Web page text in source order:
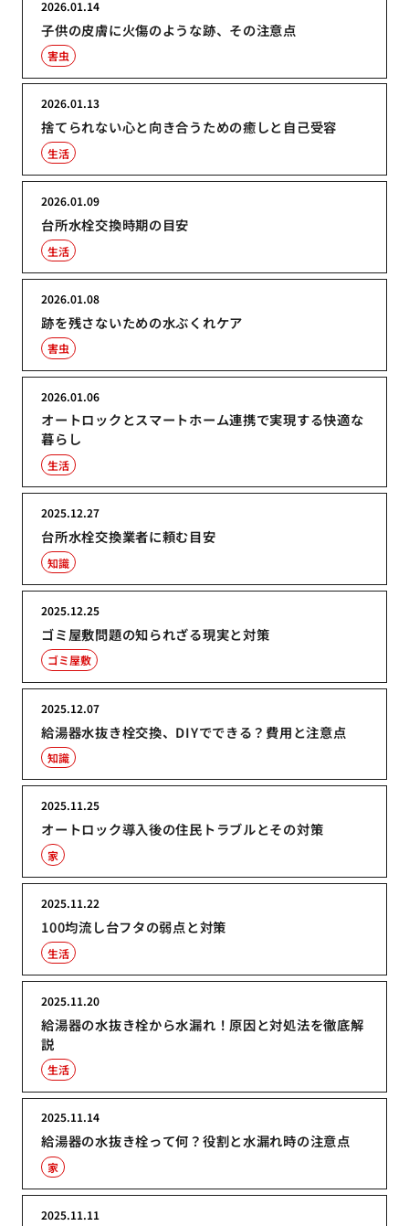
子供の皮膚に火傷のような跡、その注意点
2026.01.14
害虫
捨てられない心と向き合うための癒しと自己受容
2026.01.13
生活
台所水栓交換時期の目安
2026.01.09
生活
跡を残さないための水ぶくれケア
2026.01.08
害虫
オートロックとスマートホーム連携で実現する快適な
暮らし
2026.01.06
生活
台所水栓交換業者に頼む目安
2025.12.27
知識
ゴミ屋敷問題の知られざる現実と対策
2025.12.25
ゴミ屋敷
給湯器水抜き栓交換、DIYでできる？費用と注意点
2025.12.07
知識
オートロック導入後の住民トラブルとその対策
2025.11.25
家
100均流し台フタの弱点と対策
2025.11.22
生活
給湯器の水抜き栓から水漏れ！原因と対処法を徹底解
説
2025.11.20
生活
給湯器の水抜き栓って何？役割と水漏れ時の注意点
2025.11.14
家
2025.11.11